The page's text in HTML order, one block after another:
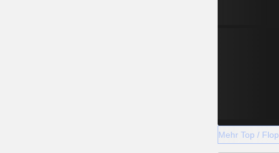
Mehr Top / Flop